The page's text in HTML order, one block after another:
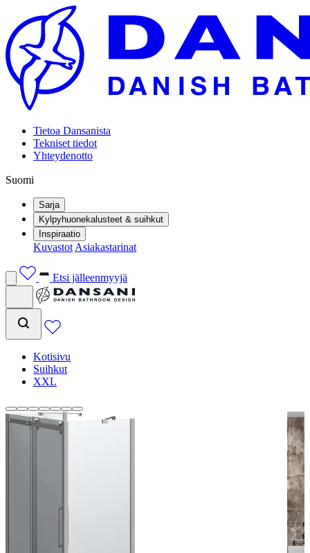
Tietoa Dansanista
Tekniset tiedot
Yhteydenotto
Suomi
Sarja
Kylpyhuonekalusteet & suihkut
Inspiraatio
Kuvastot Asiakastarinat
Etsi jälleenmyyjä
Kotisivu
Suihkut
XXL